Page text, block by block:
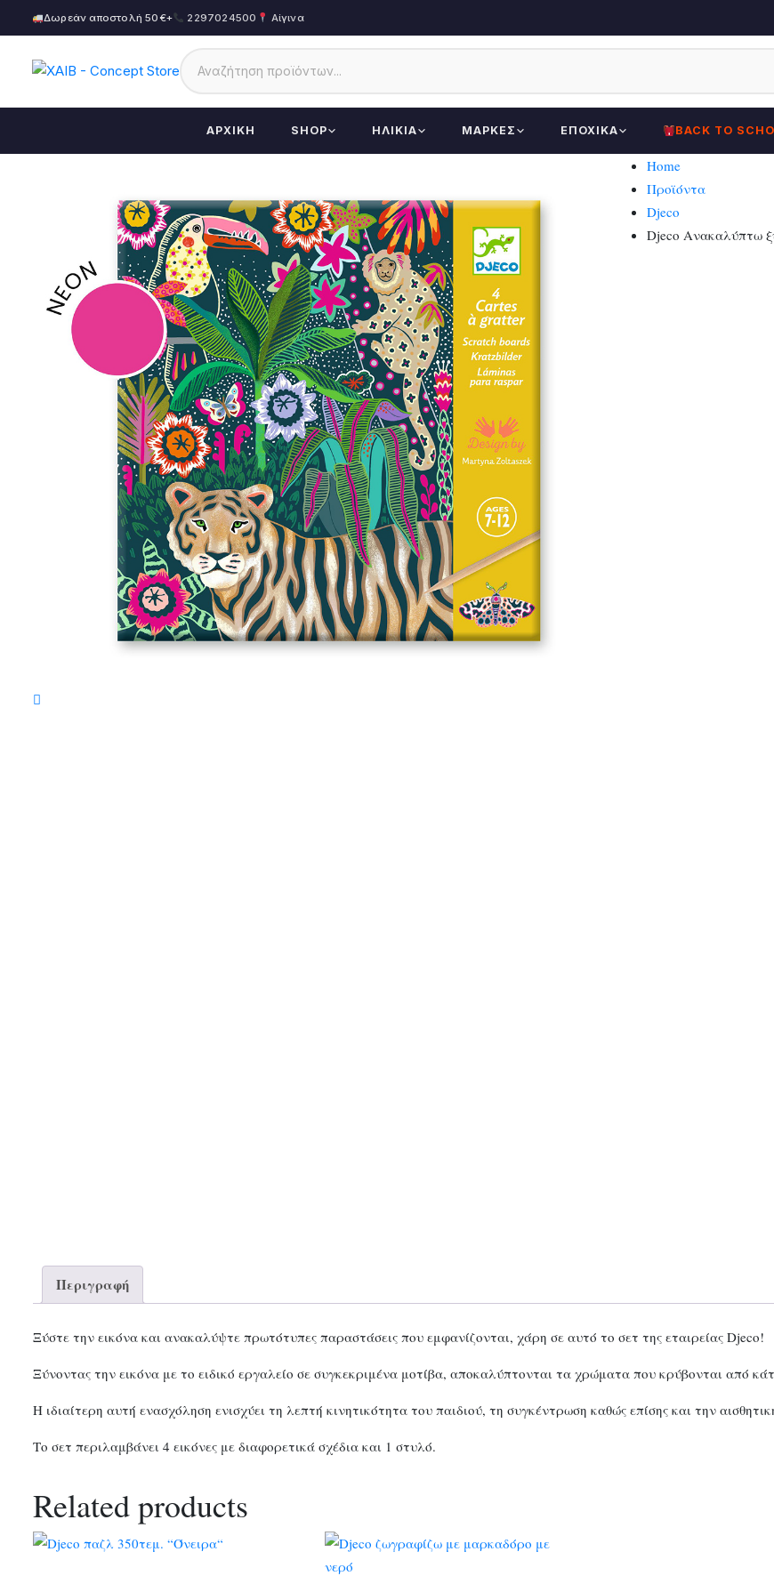
Δωρεάν αποστολή 50€+ 2297024500 Αίγινα
ΑΡΧΙΚΉ SHOP ΗΛΙΚΊΑ ΜΆΡΚΕΣ ΕΠΟΧΙΚΆ BACK TO
Home
Προϊόντα
Djeco
Djeco Ανακαλύπτω
Περιγραφή
Ξύστε την εικόνα και ανακαλύψτε πρωτότυπες παραστάσεις που εμφανίζονται, χάρη σε αυτό το σετ της εταιρείας Djeco!
Ξύνοντας την εικόνα με το ειδικό εργαλείο σε συγκεκριμένα μοτίβα, αποκαλύπτονται τα χρώματα που κρύβονται από
Η ιδιαίτερη αυτή ενασχόληση ενισχύει τη λεπτή κινητικότητα του παιδιού, τη συγκέντρωση καθώς επίσης και την
Το σετ περιλαμβάνει 4 εικόνες με διαφορετικά σχέδια και 1 στυλό.
Related products